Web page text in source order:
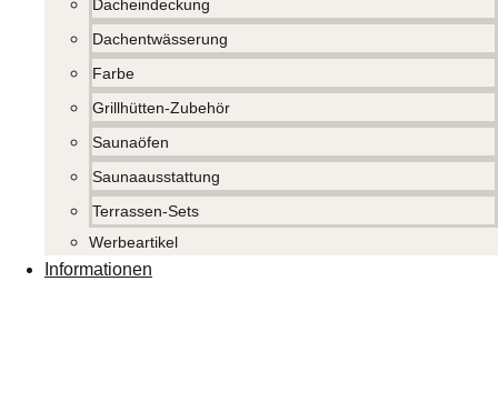
Dacheindeckung
Dachentwässerung
Farbe
Grillhütten-Zubehör
Saunaöfen
Saunaausstattung
Terrassen-Sets
Werbeartikel
Informationen